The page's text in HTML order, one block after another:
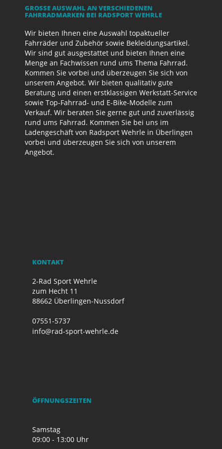
GROSSE AUSWAHL AN VERSCHIEDENEN F
AHRRADMARKEN BEI RADSPORT WEHRLE
Wir bieten Ihnen eine Auswahl topaktueller
Fahrräder und Zubehör sowie Bekleidungsartikel.
Wir sind gut ausgestattet und bieten Ihnen eine
Menge an Fachwissen rund ums Thema Fahrrad.
Kommen Sie vorbei und überzeugen Sie sich von
unserem Angebot. Wir bieten qualitativ gute
Beratung und einen erstklassigen Werkstatt-Service
sowie Top-Fahrrad- und E-Bike-Modelle zum
Verkauf. Wir beraten Sie gerne gut und zuverlässig
rund ums Fahrrad. Kommen Sie bei uns im
Ladengeschäft von Radsport Wehrle in Überlingen
vorbei und überzeugen Sie sich von unserem
Angebot.
KONTAKT
2-Rad Sport Wehrle
zum Hecht 11
88662 Überlingen-Nussdorf
07551-5737
info@rad-sport-wehrle.de
ÖFFNUNGSZEITEN
Samstag
09:00 - 13:00 Uhr